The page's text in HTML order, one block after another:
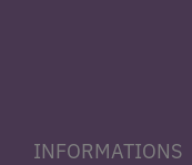
INFORMATIONS